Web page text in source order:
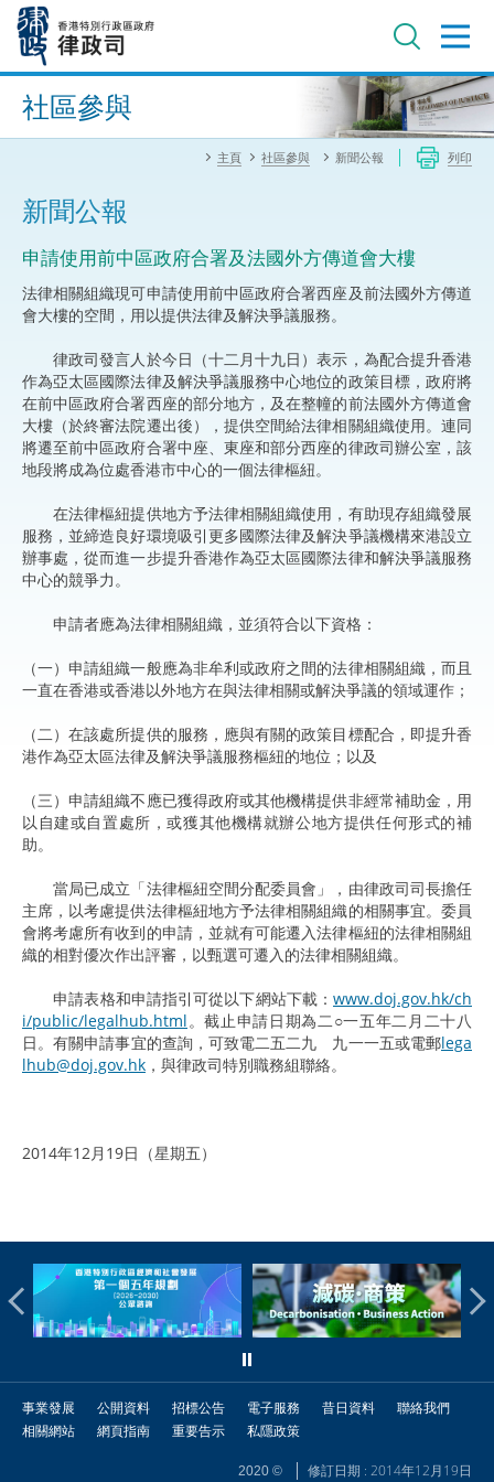
內
進階搜尋
社區參與
主頁 社區參與 新聞公報 列印
新聞公報
申請使用前中區政府合署及法國外方傳道會大樓
法律相關組織現可申請使用前中區政府合署西座及前法國外方傳道
會大樓的空間，用以提供法律及解決爭議服務。
律政司發言人於今日（十二月十九日）表示，為配合提升香港
作為亞太區國際法律及解決爭議服務中心地位的政策目標，政府將
在前中區政府合署西座的部分地方，及在整幢的前法國外方傳道會
大樓（於終審法院遷出後），提供空間給法律相關組織使用。連同
將遷至前中區政府合署中座、東座和部分西座的律政司辦公室，該
地段將成為位處香港市中心的一個法律樞紐。
在法律樞紐提供地方予法律相關組織使用，有助現存組織發展
服務，並締造良好環境吸引更多國際法律及解決爭議機構來港設立
辦事處，從而進一步提升香港作為亞太區國際法律和解決爭議服務
中心的競爭力。
申請者應為法律相關組織，並須符合以下資格：
（一）申請組織一般應為非牟利或政府之間的法律相關組織，而且
一直在香港或香港以外地方在與法律相關或解決爭議的領域運作；
（二）在該處所提供的服務，應與有關的政策目標配合，即提升香
港作為亞太區法律及解決爭議服務樞紐的地位；以及
（三）申請組織不應已獲得政府或其他機構提供非經常補助金，用
以自建或自置處所，或獲其他機構就辦公地方提供任何形式的補
助。
當局已成立「法律樞紐空間分配委員會」，由律政司司長擔任
主席，以考慮提供法律樞紐地方予法律相關組織的相關事宜。委員
會將考慮所有收到的申請，並就有可能遷入法律樞紐的法律相關組
織的相對優次作出評審，以甄選可遷入的法律相關組織。
申請表格和申請指引可從以下網站下載： www.doj.gov.hk/ch
i/public/legalhub.html。截止申請日期為二○一五年二月二十八
日。有關申請事宜的查詢，可致電二五二九 九一一五或電郵lega
lhub@doj.gov.hk ，與律政司特別職務組聯絡。
2014年12月19日（星期五）
事業發展 公開資料 招標公告 電子服務 昔日資料
聯絡我們
相關網站
網頁指南 重要告示 私隱政策
2020 © 修訂日期 : 2014年12月19日